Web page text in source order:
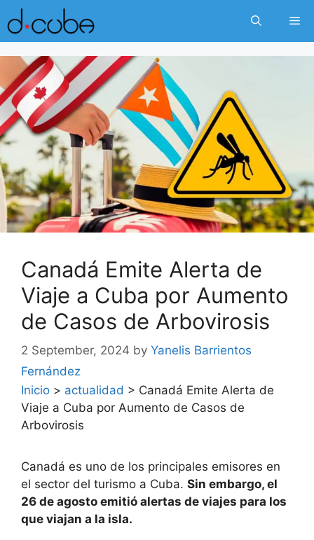
Skip
to
content
Canadá Emite Alerta de
Viaje a Cuba por Aumento
de Casos de Arbovirosis
2 September, 2024 by Yanelis Barrientos
Fernández
Inicio > actualidad > Canadá Emite Alerta de
Viaje a Cuba por Aumento de Casos de
Arbovirosis
Canadá es uno de los principales emisores en
el sector del turismo a Cuba. Sin embargo, el
26 de agosto emitió alertas de viajes para los
que viajan a la isla.